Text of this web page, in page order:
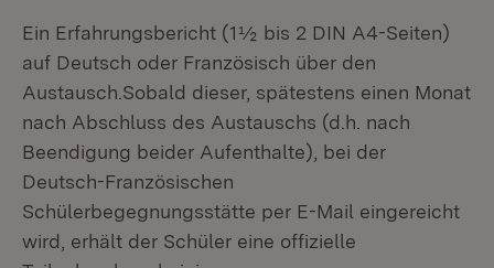
Ein Erfahrungsbericht (1½ bis 2 DIN A4-Seiten)
auf Deutsch oder Französisch über den
Austausch.Sobald dieser, spätestens einen Monat
nach Abschluss des Austauschs (d.h. nach
Beendigung beider Aufenthalte), bei der
Deutsch-Französischen
Schülerbegegnungsstätte per E-Mail eingereicht
wird, erhält der Schüler eine offizielle